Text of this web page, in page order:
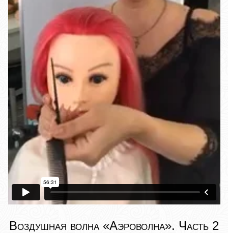
Воздушная волна «Аэроволна». Часть 2